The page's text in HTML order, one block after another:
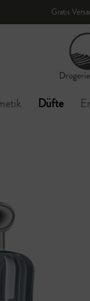
Gratis
Düfte